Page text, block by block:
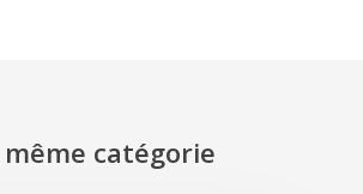
même catégorie